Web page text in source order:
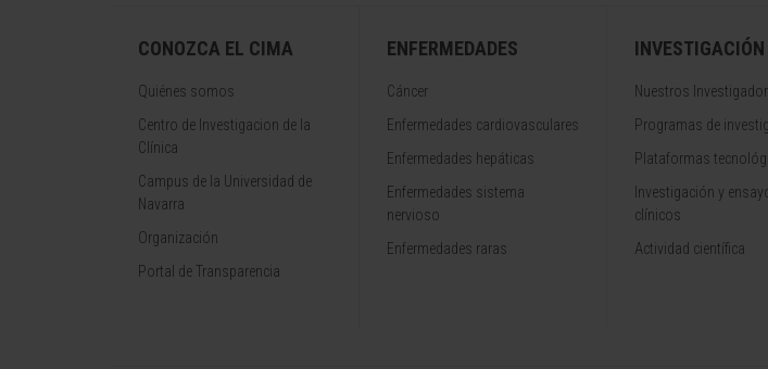
CONOZCA EL CIMA
Quiénes somos
Centro de Investigacion de la
Clínica
Campus de la Universidad de
Navarra
Organización
Portal de Transparencia
ENFERMEDADES
Cáncer
Enfermedades cardiovasculares
Enfermedades hepáticas
Enfermedades sistema
nervioso
Enfermedades raras
INVESTIGACIÓN
Nuestros
Programas de
Plataformas
Investigación y
clínicos
Actividad científica